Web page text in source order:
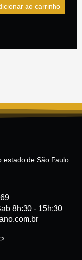
ao carrinho
estado de São Paulo
8h:30 - 15h:30